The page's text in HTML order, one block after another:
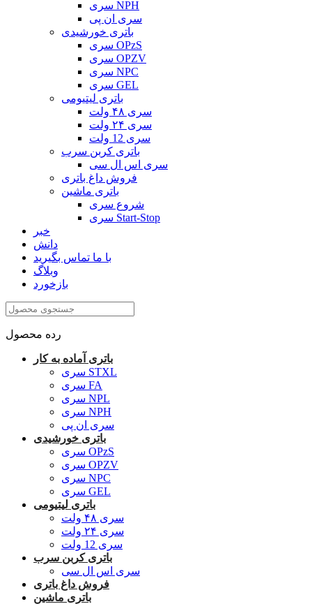
سری NPH
سری ان پی
باتری خورشیدی
سری OPzS
سری OPZV
سری NPC
سری GEL
باتری لیتیومی
سری ۴۸ ولت
سری ۲۴ ولت
سری 12 ولت
باتری کربن سرب
سری اس ال سی
فروش داغ باتری
باتری ماشین
شروع سری
سری Start-Stop
خبر
دانش
با ما تماس بگیرید
وبلاگ
بازخورد
رده محصول
باتری آماده به کار
سری STXL
سری FA
سری NPL
سری NPH
سری ان پی
باتری خورشیدی
سری OPzS
سری OPZV
سری NPC
سری GEL
باتری لیتیومی
سری ۴۸ ولت
سری ۲۴ ولت
سری 12 ولت
باتری کربن سرب
سری اس ال سی
فروش داغ باتری
باتری ماشین